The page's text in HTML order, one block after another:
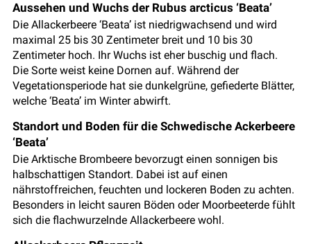
Aussehen und Wuchs der Rubus arcticus ‘Beata’
Die Allackerbeere ‘Beata’ ist niedrigwachsend und wird
maximal 25 bis 30 Zentimeter breit und 10 bis 30
Zentimeter hoch. Ihr Wuchs ist eher buschig und flach.
Die Sorte weist keine Dornen auf. Während der
Vegetationsperiode hat sie dunkelgrüne, gefiederte Blätter,
welche ‘Beata’ im Winter abwirft.
Standort und Boden für die Schwedische Ackerbeere
‘Beata’
Die Arktische Brombeere bevorzugt einen sonnigen bis
halbschattigen Standort. Dabei ist auf einen
nährstoffreichen, feuchten und lockeren Boden zu achten.
Besonders in leicht sauren Böden oder Moorbeeterde fühlt
sich die flachwurzelnde Allackerbeere wohl.